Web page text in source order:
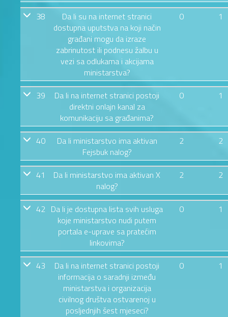
38
Da li su na internet stranici
dostupna uputstva na koji način
građani mogu da izraze
zabrinutost ili podnesu žalbu u
vezi sa odlukama i akcijama
ministarstva?
0 1
39
Da li na internet stranici postoji
direktni onlajn kanal za
komunikaciju sa građanima?
0 1
40
Da li ministarstvo ima aktivan
Fejsbuk nalog?
2 2
41
Da li ministarstvo ima aktivan X
nalog?
2 2
42 Da li je dostupna lista svih usluga
koje ministarstvo nudi putem
portala e-uprave sa pratećim
linkovima?
0 1
43
Da li na internet stranici postoji
informacija o saradnji između
ministarstva i organizacija
civilnog društva ostvarenoj u
posljednjih šest mjeseci?
0 1